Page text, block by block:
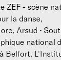
loin dans le
gestuelle si
délicate
ZEF - scène
la danse,
Arsud •
national
Belfort,